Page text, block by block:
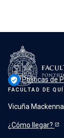
verified_user Políticas de
FACULTAD DE
Vicuña
¿Cómo llegar?